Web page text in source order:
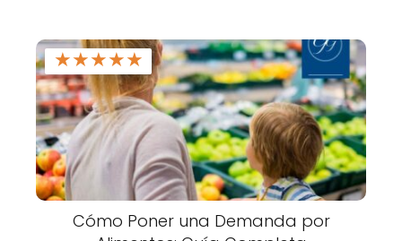
★★★★★
Cómo Poner una Demanda por